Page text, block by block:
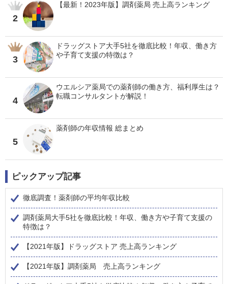
2
【最新！2023年版】調剤薬局 売上高ランキング
3
ドラッグストア大手5社を徹底比較！年収、働き方
や子育て支援の特徴は？
4
ウエルシア薬局での薬剤師の働き方、福利厚生は？
転職コンサルタントが解説！
5
薬剤師の年収情報 総まとめ
ピックアップ記事
徹底調査！薬剤師の平均年収比較
調剤薬局大手5社を徹底比較！年収、働き方や子育て支援の
特徴は？
【2021年版】ドラッグストア 売上高ランキング
【2021年版】調剤薬局 売上高ランキング